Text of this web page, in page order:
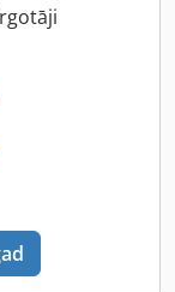
– skat.
atbilstoša
(skatīt pēdējo
cena pašlaik
Svarīgi! Jūs
aprīkojuma
kas
locīšanas
iekārtas,